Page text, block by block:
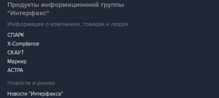
Продукты информационной группы
"Интерфакс"
Информация о компаниях, товарах и людях
СПАРК
X-Compliance
СКАУТ
Маркер
АСТРА
Новости и рынки
Новости "Интерфакса"